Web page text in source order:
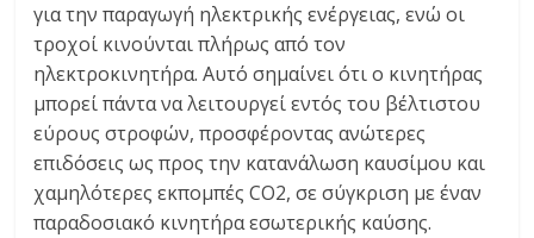
για την παραγωγή ηλεκτρικής ενέργειας, ενώ οι
τροχοί κινούνται πλήρως από τον
ηλεκτροκινητήρα. Αυτό σημαίνει ότι ο κινητήρας
μπορεί πάντα να λειτουργεί εντός του βέλτιστου
εύρους στροφών, προσφέροντας ανώτερες
επιδόσεις ως προς την κατανάλωση καυσίμου και
χαμηλότερες εκπομπές CO2, σε σύγκριση με έναν
παραδοσιακό κινητήρα εσωτερικής καύσης.